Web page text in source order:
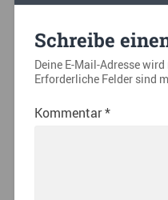
Schreibe
Deine E-Mail-Adresse
Erforderliche Felder sind
Kommentar*